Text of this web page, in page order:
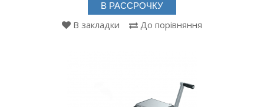
В РАССРОЧКУ
В закладки До порівняння